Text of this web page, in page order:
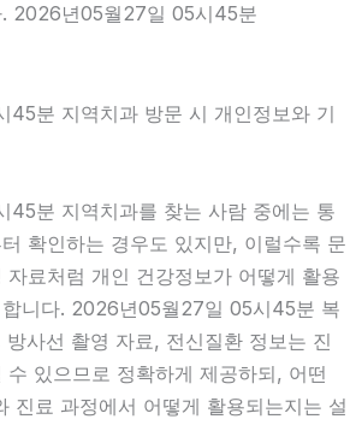
2026년05월27일 05시45분
분 지역치과 방문 시 개인정보와 기
분 지역치과를 찾는 사람 중에는 통
확인하는 경우도 있지만, 이럴수록 문
료처럼 개인 건강정보가 어떻게 활용
니다. 2026년05월27일 05시45분 복
사선 촬영 자료, 전신질환 정보는 진
있으므로 정확하게 제공하되, 어떤
진료 과정에서 어떻게 활용되는지는 설